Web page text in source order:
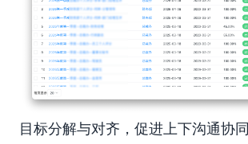
目标分解与对齐，促进上下沟通协同